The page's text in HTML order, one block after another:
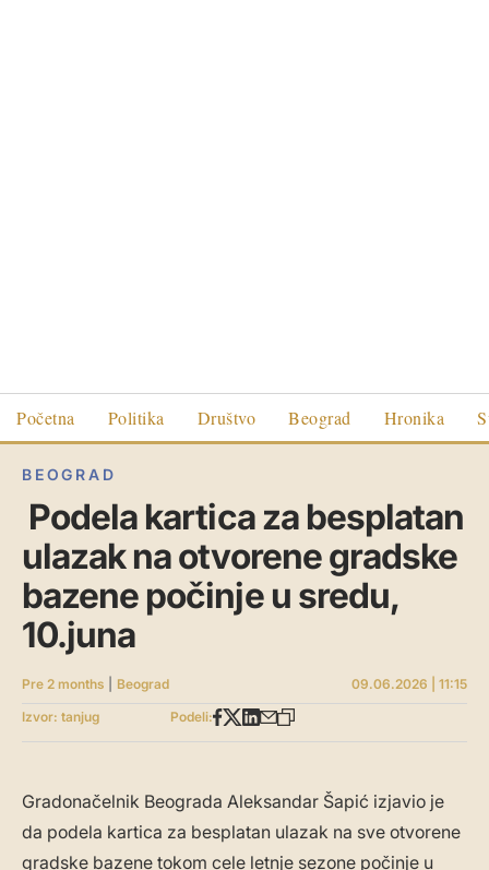
Početna Politika Društvo Beograd Hronika
BEOGRAD
Podela kartica za besplatan
ulazak na otvorene gradske
bazene počinje u sredu,
10.juna
Pre 2 months Beograd
09.06.2026 | 11:15
Izvor: tanjug
Podeli:
Gradonačelnik Beograda Aleksandar Šapić izjavio je
da podela kartica za besplatan ulazak na sve otvorene
gradske bazene tokom cele letnje sezone počinje u